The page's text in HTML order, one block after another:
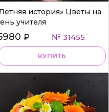
история» Цветы на
учителя
₽ № 31455
КУПИТЬ